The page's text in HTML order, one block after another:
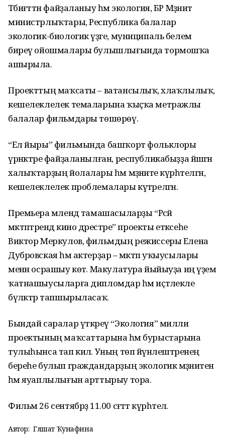
Тәбиғәттән файҙаланыу һәм экология, БР Мәҙәниәт
министрлыҡтары, Республика балалар
экологик-биологик үҙәге, муниципаль белем
биреү ойошмалары булышлығында тормошҡа
ашырыла.
Проекттың маҡсаты – ватансылыҡ, әхлаҡлылыҡ,
кешелеклелек темаларына ҡыҫҡа метражлы
балалар фильмдары төшөрөү.
“Ел йыры” фильмында башҡорт фольклоры
үрнәктәре файҙаланылған, республикабыҙҙа йәшәгән
халыҡтарҙың йолалары һәм мәҙәниәте күрһәтелгән,
кешелеклелек проблемалары күтәрелгән.
Премьера мәлендә тамашасыларҙы “Рәсәй
мәктәптәрендә кино дәрестәре” проекты етәксеһе
Виктор Меркулов, фильмдың режиссеры Елена
Дубровская һәм актерҙар – мәктәп уҡыусылары
менән осрашыу көтә. Макулатура йыйыуҙа иң әүҙем
ҡатнашыусыларға дипломдар һәм иҫтәлекле
бүләктәр тапшырыласаҡ.
Бындай саралар үткәреү “Экология” милли
проектының маҡсаттарына һәм бурыстарына
тулыһынса тап килә. Уның төп йүнәлештәренең
береһе булып граждандарҙың экологик мәҙәниәтен
һәм яуаплылығын арттырыу тора.
Фильм 26 сентябрҙә 11.00 сәғәттә күрһәтелә.
Автор: Гөлшат Ҡунафина